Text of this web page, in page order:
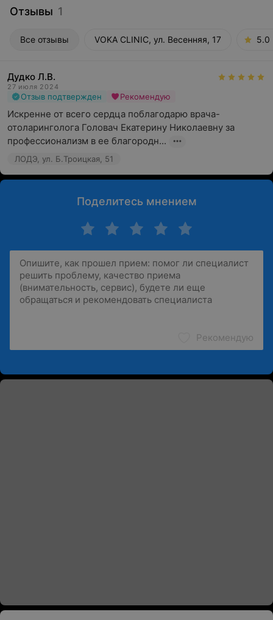
Отзывы 1
Все отзывы VOKA CLINIC, ул. Весенняя, 17 5.0
Дудко Л.В.
27 июля 2024
Отзыв подтвержден Рекомендую
Искренне от всего сердца поблагодарю врача-
отоларинголога Головач Екатерину Николаевну за
профессионализм в ее благородн...
ЛОДЭ, ул. Б.Троицкая, 51
Поделитесь мнением
Рекомендую